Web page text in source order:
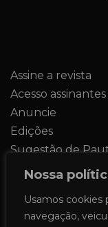
Nossa
Usamos cookies
navegação,
Assine a revista
Acesso assinantes
Anuncie
Edições
Sugestão de
Contato